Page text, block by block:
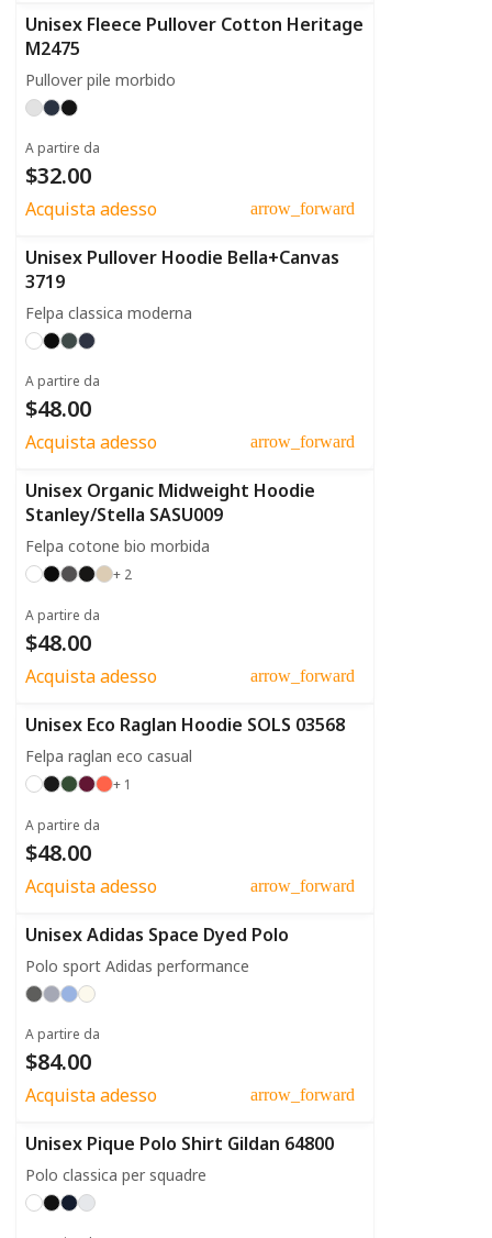
Unisex Fleece Pullover Cotton Heritage
M2475
Pullover pile morbido
A partire da
$32.00
Acquista adesso arrow_forward
Unisex Pullover Hoodie Bella+Canvas
3719
Felpa classica moderna
A partire da
$48.00
Acquista adesso arrow_forward
Unisex Organic Midweight Hoodie
Stanley/Stella SASU009
Felpa cotone bio morbida
+ 2
A partire da
$48.00
Acquista adesso arrow_forward
Unisex Eco Raglan Hoodie SOLS 03568
Felpa raglan eco casual
+ 1
A partire da
$48.00
Acquista adesso arrow_forward
Unisex Adidas Space Dyed Polo
Polo sport Adidas performance
A partire da
$84.00
Acquista adesso arrow_forward
Unisex Pique Polo Shirt Gildan 64800
Polo classica per squadre